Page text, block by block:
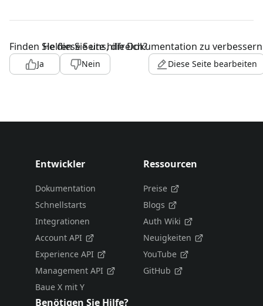
Finden Sie diese Seite hilfreich?
Ja Nein
Helfen Sie uns, die Dokumentation zu
Diese Seite bearbeiten
Entwickler
Dokumentation
Schnellstarts
Integrationen
Account API
Experience API
Management API
Baue X mit Y
Ressourcen
Preise
Blogs
Auth Wiki
Neuigkeiten
YouTube
GitHub
Benötigen Sie Hilfe?